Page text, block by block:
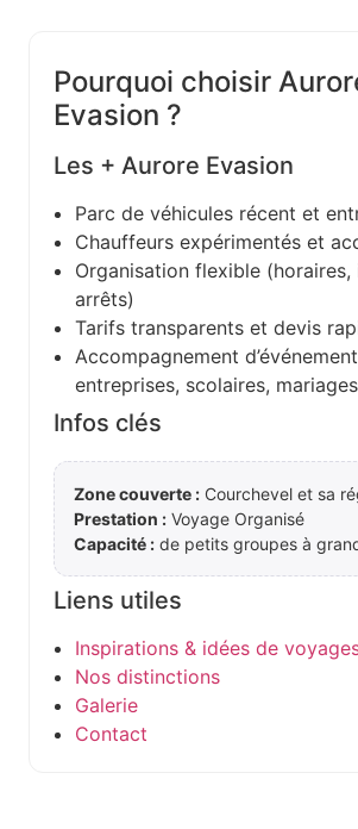
Pourquoi choisir
Evasion ?
Les + Aurore Evasion
Parc de véhicules récent et
Chauffeurs expérimentés et
Organisation flexible (horaires,
arrêts)
Tarifs transparents et devis
Accompagnement
entreprises, scolaires,
Infos clés
Zone couverte : Courchevel et sa
Prestation : Voyage Organisé
Capacité : de petits groupes à
Liens utiles
Inspirations & idées de
Nos distinctions
Galerie
Contact